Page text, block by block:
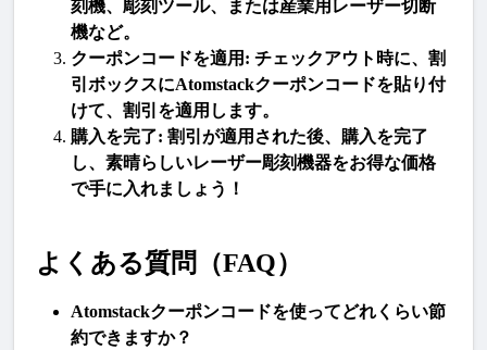
刻機、 彫刻ツール、または産業用レーザー切断
機など。
クーポンコードを適用 : チェックアウト時に、割
引ボックスにAtomstackクーポンコードを貼り付
けて、割引を適用します。
購入を完了: 割引が適用された後、購入を完了
し、素晴らしいレーザー彫刻機器をお得な価格
で手に入れましょう！
よくある質問（FAQ）
Atomstackクーポンコードを使ってどれくらい節
約できますか？